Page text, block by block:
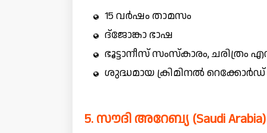
15 വർഷം താമസം
ദ്ജോങ്കാ ഭാഷ
ഭൂട്ടാനീസ് സംസ്കാരം, ചരിത്രം
ശുദ്ധമായ ക്രിമിനൽ റെക്കോർഡ്
5. സൗദി അറേബ്യ (Saudi Arabia)